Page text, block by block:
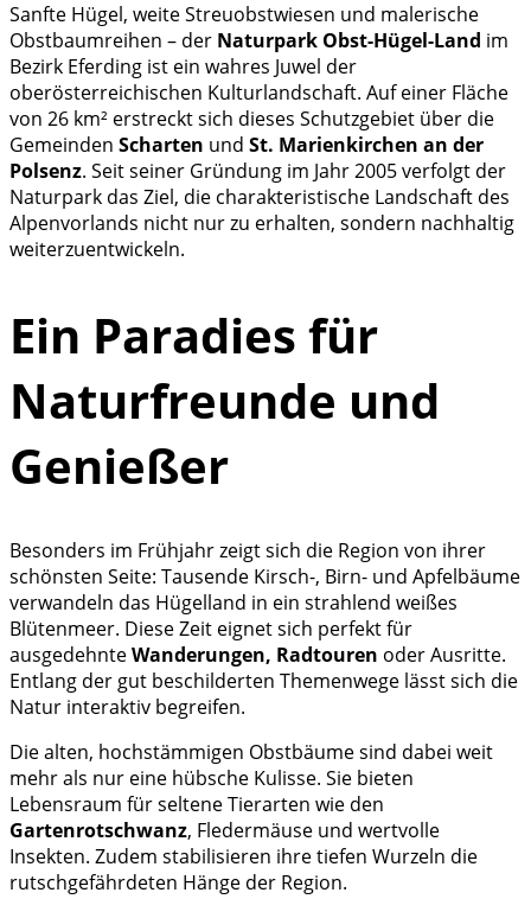
Sanfte Hügel, weite Streuobstwiesen und malerische
Obstbaumreihen – der Naturpark Obst-Hügel-Land im
Bezirk Eferding ist ein wahres Juwel der
oberösterreichischen Kulturlandschaft. Auf einer Fläche
von 26 km² erstreckt sich dieses Schutzgebiet über die
Gemeinden Scharten und St. Marienkirchen an der
Polsenz. Seit seiner Gründung im Jahr 2005 verfolgt der
Naturpark das Ziel, die charakteristische Landschaft des
Alpenvorlands nicht nur zu erhalten, sondern nachhaltig
weiterzuentwickeln.
Ein Paradies für
Naturfreunde und
Genießer
Besonders im Frühjahr zeigt sich die Region von ihrer
schönsten Seite: Tausende Kirsch-, Birn- und Apfelbäume
verwandeln das Hügelland in ein strahlend weißes
Blütenmeer. Diese Zeit eignet sich perfekt für
ausgedehnteWanderungen, Radtouren oder Ausritte.
Entlang der gut beschilderten Themenwege lässt sich die
Natur interaktiv begreifen.
Die alten, hochstämmigen Obstbäume sind dabei weit
mehr als nur eine hübsche Kulisse. Sie bieten
Lebensraum für seltene Tierarten wie den
Gartenrotschwanz, Fledermäuse und wertvolle
Insekten. Zudem stabilisieren ihre tiefen Wurzeln die
rutschgefährdeten Hänge der Region.